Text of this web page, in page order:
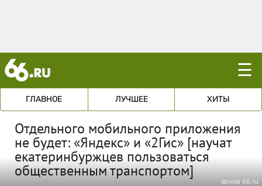
☰
ГЛАВНОЕ ЛУЧШЕЕ ХИТЫ
Отдельного мобильного приложения
не будет: «Яндекс» и «2Гис» [научат
екатеринбуржцев пользоваться
общественным транспортом]
архив 66.ru